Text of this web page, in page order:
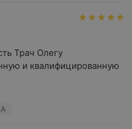
Трач Олегу
и квалифицированную